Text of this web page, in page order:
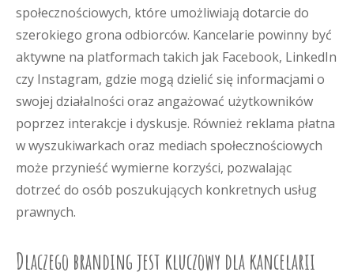
społecznościowych, które umożliwiają dotarcie do
szerokiego grona odbiorców. Kancelarie powinny być
aktywne na platformach takich jak Facebook, LinkedIn
czy Instagram, gdzie mogą dzielić się informacjami o
swojej działalności oraz angażować użytkowników
poprzez interakcje i dyskusje. Również reklama płatna
w wyszukiwarkach oraz mediach społecznościowych
może przynieść wymierne korzyści, pozwalając
dotrzeć do osób poszukujących konkretnych usług
prawnych.
Dlaczego branding jest kluczowy dla kancelarii